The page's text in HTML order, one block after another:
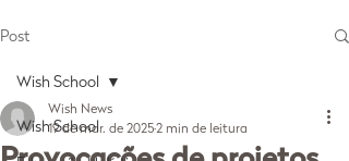
Post
Wish School
Wish School
Wish News
19 de mar. de 20252 min de leitura